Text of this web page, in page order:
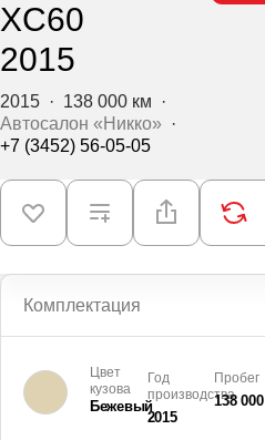
XC60
2015
2015 · 138 000 км ·
Автосалон «Никко» ·
+7 (3452) 56-05-05
Комплектация
Цвет
кузова
Бежевый
Год
производства
2015
Пробег
138 000